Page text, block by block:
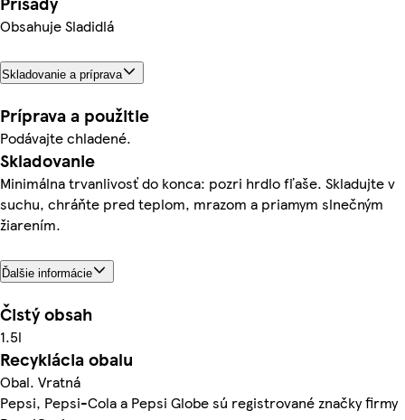
Obsahuje Sladidlá
Skladovanie a príprava
Príprava a použitie
Podávajte chladené.
Skladovanie
Minimálna trvanlivosť do konca: pozri hrdlo fľaše. Skladujte v
suchu, chráňte pred teplom, mrazom a priamym slnečným
žiarením.
Ďalšie informácie
Čistý obsah
1.5l
Recyklácia obalu
Obal. Vratná
Pepsi, Pepsi-Cola a Pepsi Globe sú registrované značky firmy